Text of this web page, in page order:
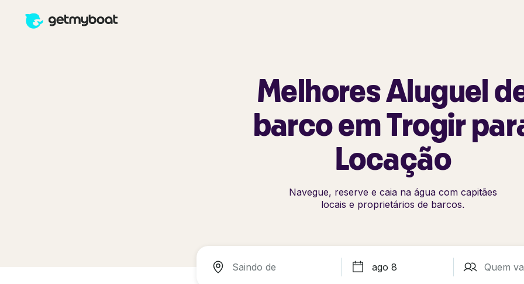
Melhores Aluguel
barco em Trogir
Locação
Navegue, reserve e caia na água com capitães
locais e proprietários de barcos.